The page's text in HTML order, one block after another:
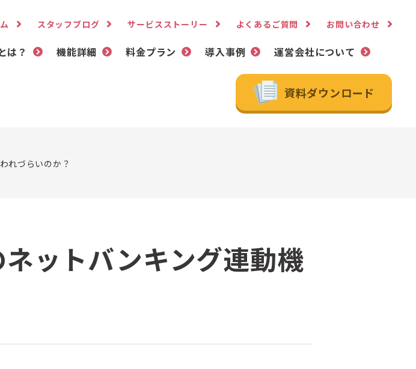
スタッフブログ サービスストーリー よくあるご質問 お問い合わせ
は？ 機能詳細 料金プラン 導入事例 運営会社について
資料ダウンロード
れづらいのか？
ットバンキング連動機